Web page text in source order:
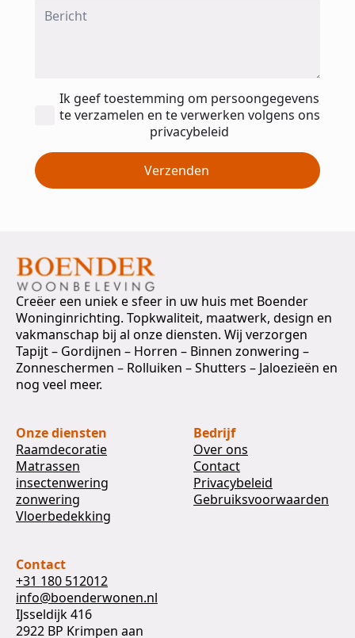
Toestemming
Ik geef toestemming om persoongegevens
te verzamelen en te verwerken volgens ons
privacybeleid
Verzenden
Creëer een uniek e sfeer in uw huis met Boender
Woninginrichting. Topkwaliteit, maatwerk, design en
vakmanschap bij al onze diensten. Wij verzorgen
Tapijt – Gordijnen – Horren – Binnen zonwering –
Zonneschermen – Rolluiken – Shutters – Jaloezieën en
nog veel meer.
Onze diensten
Raamdecoratie
Matrassen
insectenwering
zonwering
Vloerbedekking
Bedrijf
Over ons
Contact
Privacybeleid
Gebruiksvoorwaarden
Contact
+31 180 512012
info@boenderwonen.nl
IJsseldijk 416
2922 BP Krimpen aan